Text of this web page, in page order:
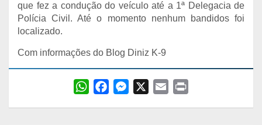
que fez a condução do veículo até a 1ª Delegacia de
Polícia Civil. Até o momento nenhum bandidos foi
localizado.
Com informações do Blog Diniz K-9
W